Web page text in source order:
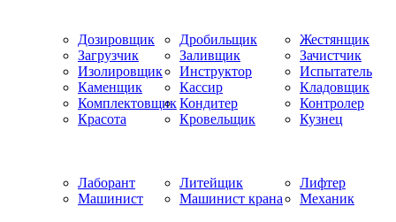
Дозировщик Дробильщик
Жестянщик
Загрузчик
Заливщик
Зачистчик
Изолировщик
Инструктор
Испытатель
Каменщик
Кассир
Кладовщик
КомплектовщикКондитер
Контролер
Красота
Кровельщик Кузнец
Лаборант Литейщик
Лифтер
Машинист
Машинист крана Механик